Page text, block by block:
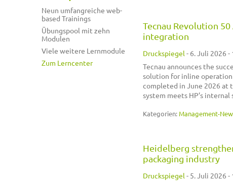
Neun umfangreiche web-
based Trainings
Übungspool mit zehn
Modulen
Viele weitere Lernmodule
Zum Lerncenter
Tecnau Revolution
integration
Druckspiegel - 6. Juli 2026 -
Tecnau announces the
solution for inline operation
completed in June 2026 at
system meets HP’s
Kategorien: Management-
Heidelberg
packaging industry
Druckspiegel - 5. Juli 2026 -